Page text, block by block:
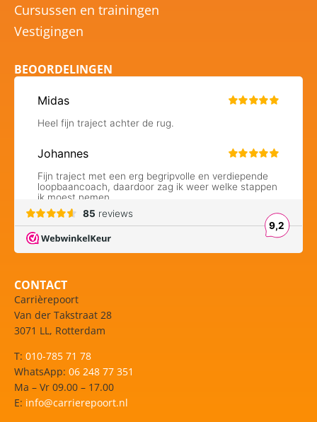
Cursussen en trainingen
Vestigingen
BEOORDELINGEN
CONTACT
Carrièrepoort
Van der Takstraat 28
3071 LL, Rotterdam
T: 010-785 71 78
WhatsApp: 06 248 77 351
Ma – Vr 09.00 – 17.00
E: info@carrierepoort.nl